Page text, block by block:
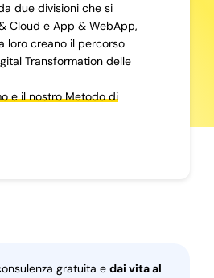
due divisioni che si
Cloud e App & WebApp,
loro creano il percorso
Transformation delle
e il nostro Metodo di
gratuita e dai vita al